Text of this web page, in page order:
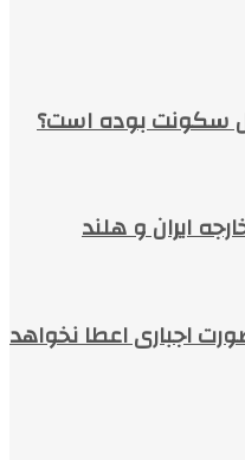
سکونت بوده است؟
ایران و هلند
اجباری اعطا نخواهد